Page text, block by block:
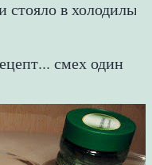
в
смех один